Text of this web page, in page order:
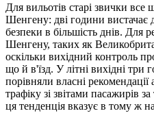
Для вильотів старі звички
Шенгену: дві години вистачає
безпеки в більшість днів. Для
Шенгену, таких як
оскільки вихідний контроль
що й в'їзд. У літні вихідні
порівняли власні
трафіку зі звітами пасажирів
ця тенденція вказує в тому ж